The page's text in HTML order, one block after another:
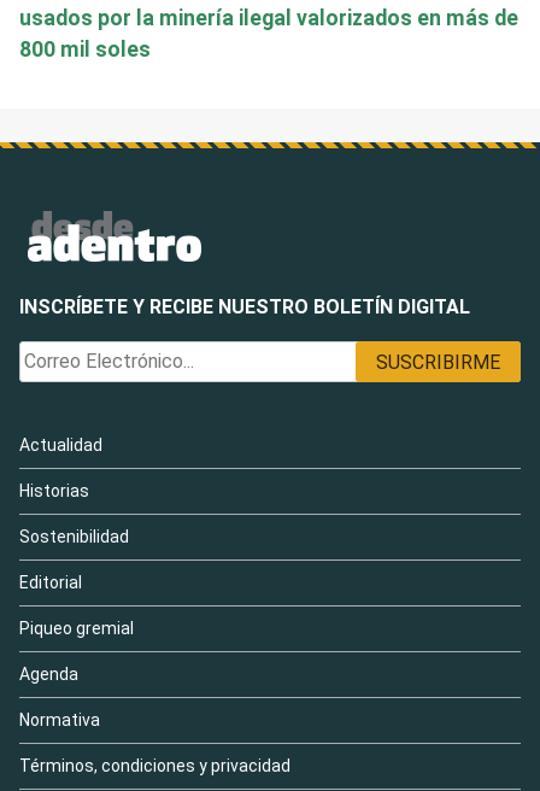
usados por la minería ilegal valorizados en más de
800 mil soles
INSCRÍBETE Y RECIBE NUESTRO BOLETÍN DIGITAL
Actualidad
Historias
Sostenibilidad
Editorial
Piqueo gremial
Agenda
Normativa
Términos, condiciones y privacidad